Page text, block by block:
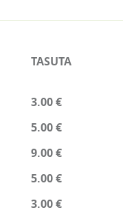
TASUTA
3.00 €
5.00 €
9.00 €
5.00 €
3.00 €